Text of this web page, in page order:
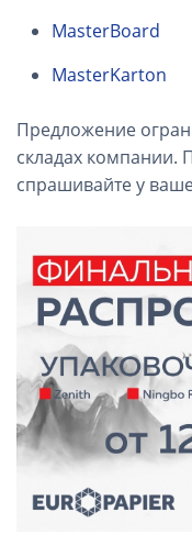
MasterBoard
MasterKarton
Предложение
складах компании.
спрашивайте у